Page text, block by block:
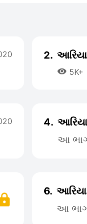
2.
 5K+
4.
આ ભાગ
6.
આ ભાગ